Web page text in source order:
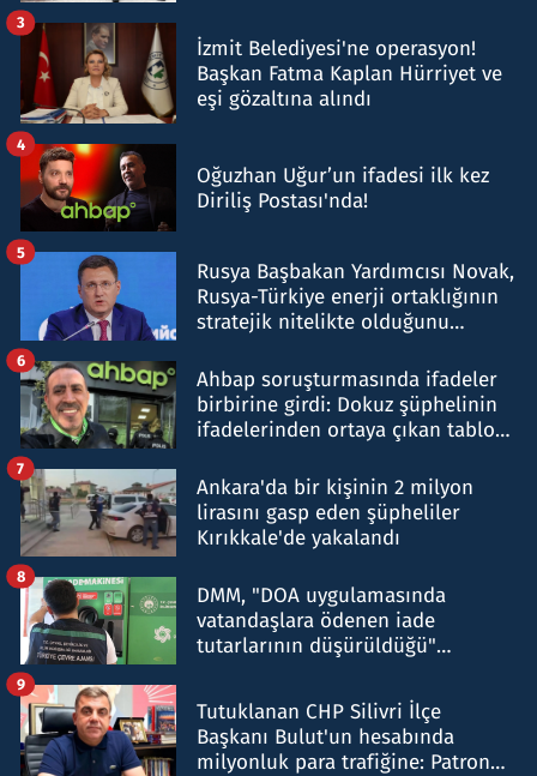
İzmit Belediyesi'ne operasyon!
Başkan Fatma Kaplan Hürriyet ve
eşi gözaltına alındı
3
Oğuzhan Uğur’un ifadesi ilk kez
Diriliş Postası'nda!
4
Rusya Başbakan Yardımcısı Novak,
Rusya-Türkiye enerji ortaklığının
stratejik nitelikte olduğunu
5
Ahbap soruşturmasında ifadeler
birbirine girdi: Dokuz şüphelinin
ifadelerinden ortaya çıkan tablo
6
Ankara'da bir kişinin 2 milyon
lirasını gasp eden şüpheliler
Kırıkkale'de yakalandı
7
DMM, "DOA uygulamasında
vatandaşlara ödenen iade
tutarlarının düşürüldüğü"
8
Tutuklanan CHP Silivri İlçe
Başkanı Bulut'un hesabında
milyonluk para trafiğine: Patron
9